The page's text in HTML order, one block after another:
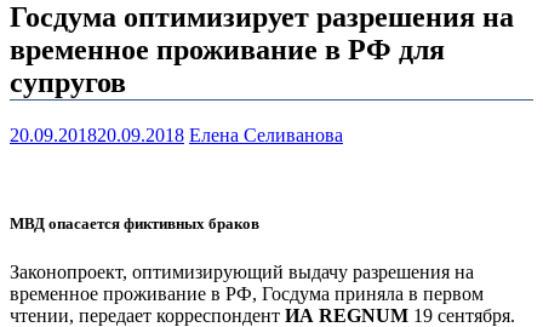
Госдума оптимизирует разрешения на
временное проживание в РФ для
супругов
20.09.201820.09.2018 Елена Селиванова
МВД опасается фиктивных браков
Законопроект, оптимизирующий выдачу разрешения на
временное проживание в РФ, Госдума приняла в первом
чтении, передает корреспондент ИА REGNUM 19 сентября.